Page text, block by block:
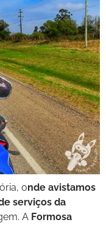
onde avistamos
serviços da
A Formosa